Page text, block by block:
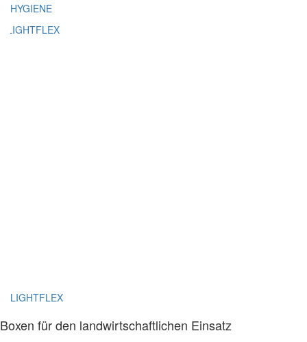
HYGIENE
LIGHTFLEX
Boxen für den landwirtschaftlichen Einsatz